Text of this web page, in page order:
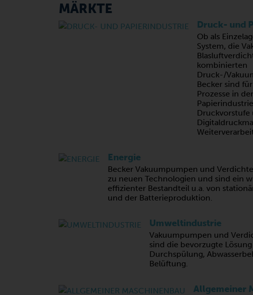
MÄRKTE
Druck- und
Ob als
System, die
kombinierten
Druck-/
Becker sind
Prozesse in
Druckvorstufe
Energie
Becker Vakuumpumpen und
zu neuen Technologien und sind ein
effizienter Bestandteil u.a. von
und der Batterieproduktion.
Umweltindustrie
Vakuumpumpen und
sind die bevorzugte
Durchspülung,
Belüftung.
Allgemeiner